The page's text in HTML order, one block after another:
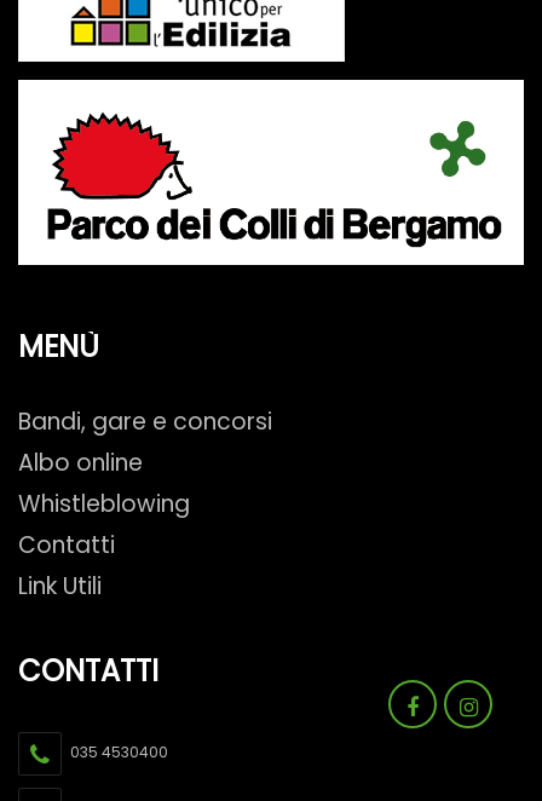
MENÙ
Bandi, gare e concorsi
Albo online
Whistleblowing
Contatti
Link Utili
CONTATTI
035 4530400